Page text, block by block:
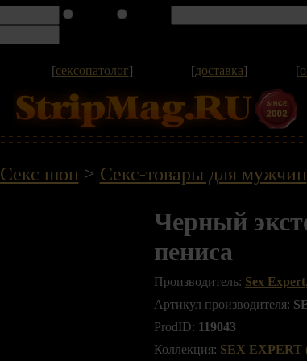
[сексопатолог] [доставка] [
Секс шоп > Секс-товары для мужчин
Черный
пениса
Производитель: Sex Expert,
Артикул производителя:
ProdID: 119043
Коллекция: SEX